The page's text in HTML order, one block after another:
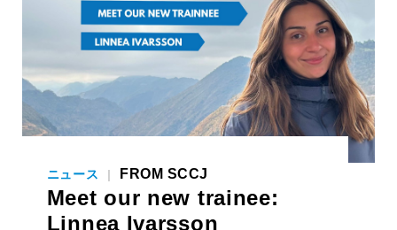
ニュース | FROM SCCJ
Meet our new trainee:
Linnea Ivarsson
March 5th, 2026